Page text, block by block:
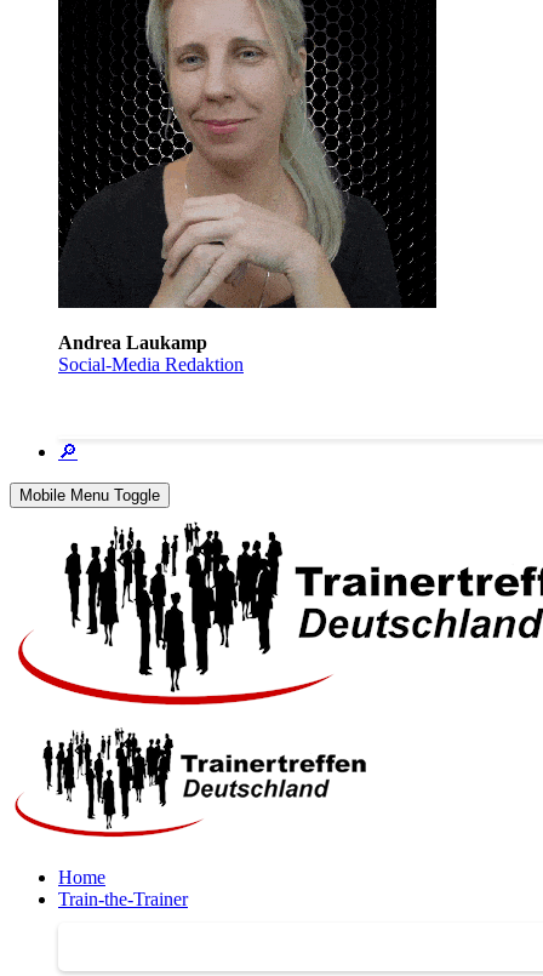
Andrea Laukamp
Social-Media Redaktion
🔎
Mobile Menu Toggle
Home
Train-the-Trainer